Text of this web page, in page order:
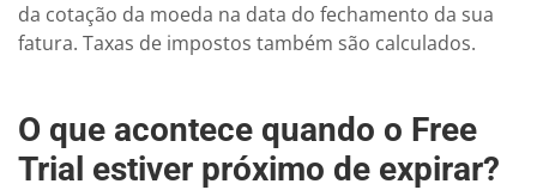
da cotação da moeda na data do fechamento da sua
fatura. Taxas de impostos também são calculados.
O que acontece quando o Free
Trial estiver próximo de expirar?